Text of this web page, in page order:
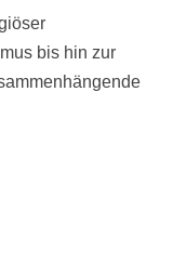
bis hin zur